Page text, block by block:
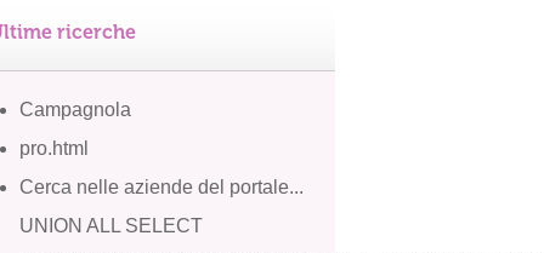
ricerche
Campagnola
pro.html
Cerca nelle aziende del portale...
UNION ALL SELECT